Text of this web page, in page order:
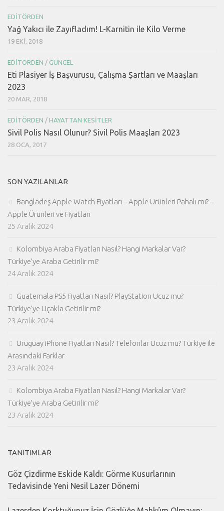
EDITÖRDEN
Yağ Yakıcı ile Zayıfladım! L-Karnitin ile Kilo Verme
19 EKI, 2018
EDITÖRDEN / GÜNCEL
Eti Plasiyer İş Başvurusu, Çalışma Şartları ve Maaşları
2023
20 MAR, 2018
EDITÖRDEN / HAYATTAN KESITLER
Sivil Polis Nasıl Olunur? Sivil Polis Maaşları 2023
28 OCA, 2017
SON YAZILANLAR
Bangladeş Apple Watch Fiyatları – Apple Ürünleri Pahalı mı? –
Apple Ürünleri ve Fiyatları
25 Aralık 2024
Kolombiya Araba Fiyatları Nasıl? Hangi Markalar Var?
Türkiye’ye Araba Getirilir mi?
24 Aralık 2024
Guatemala PS5 Fiyatları Nasıl? PlayStation Ucuz mu?
Türkiye’ye Uçakla Getirilir mi?
23 Aralık 2024
Uruguay iPhone Fiyatları Nasıl? Telefonlar Ucuz mu? Türkiye ile
Arasındaki Farklar
23 Aralık 2024
Kolombiya Araba Fiyatları Nasıl? Hangi Markalar Var?
Türkiye’ye Araba Getirilir mi?
23 Aralık 2024
TANITIMLAR
Göz Çizdirme Eskide Kaldı: Görme Kusurlarının
Tedavisinde Yeni Nesil Lazer Dönemi